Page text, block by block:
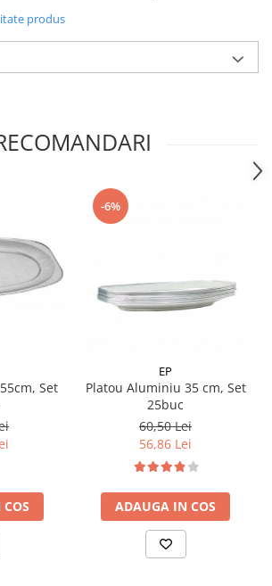
produs
Set
-6%
EP
Platou Aluminiu 35 cm, Set
25buc
60,50 Lei
56,86 Lei
ADAUGA IN COS